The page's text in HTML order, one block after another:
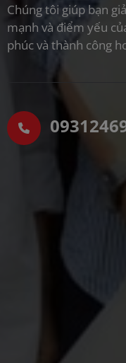
Chúng tôi giúp bạn
mạnh và điểm yếu
phúc và thành công